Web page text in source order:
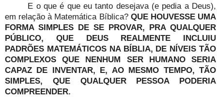
E o que é que eu tanto desejava (e pedia a Deus),
em relação à Matemática Bíblica? QUE HOUVESSE UMA
FORMA SIMPLES DE SE PROVAR, PRA QUALQUER
PÚBLICO, QUE DEUS REALMENTE INCLUIU
PADRÕES MATEMÁTICOS NA BÍBLIA, DE NÍVEIS TÃO
COMPLEXOS QUE NENHUM SER HUMANO SERIA
CAPAZ DE INVENTAR, E, AO MESMO TEMPO, TÃO
SIMPLES, QUE QUALQUER PESSOA PODERIA
COMPREENDER.